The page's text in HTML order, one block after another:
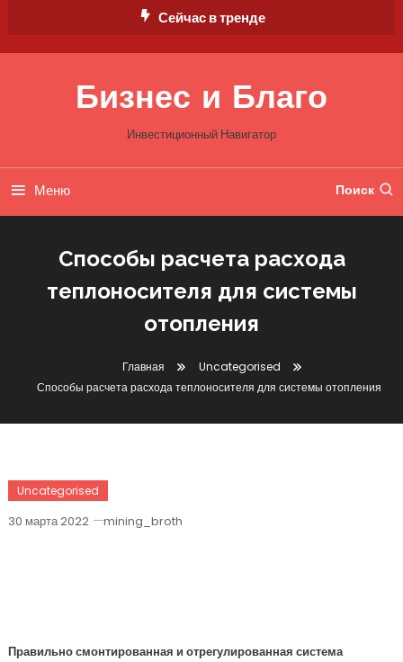
Сейчас в тренде
Бизнес и Благо
Инвестиционный Навигатор
Меню Поиск
Способы расчета расхода
теплоносителя для системы
отопления
Главная
Uncategorised
Способы расчета расхода теплоносителя для системы отопления
Uncategorised
30 марта 2022 mining_broth
Правильно смонтированная и отрегулированная система